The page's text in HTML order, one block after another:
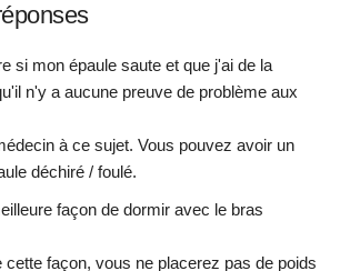
si mon épaule saute et que j'ai de la
n'y a aucune preuve de problème aux
à ce sujet. Vous pouvez avoir un
déchiré / foulé.
façon de dormir avec le bras
cette façon, vous ne placerez pas de poids